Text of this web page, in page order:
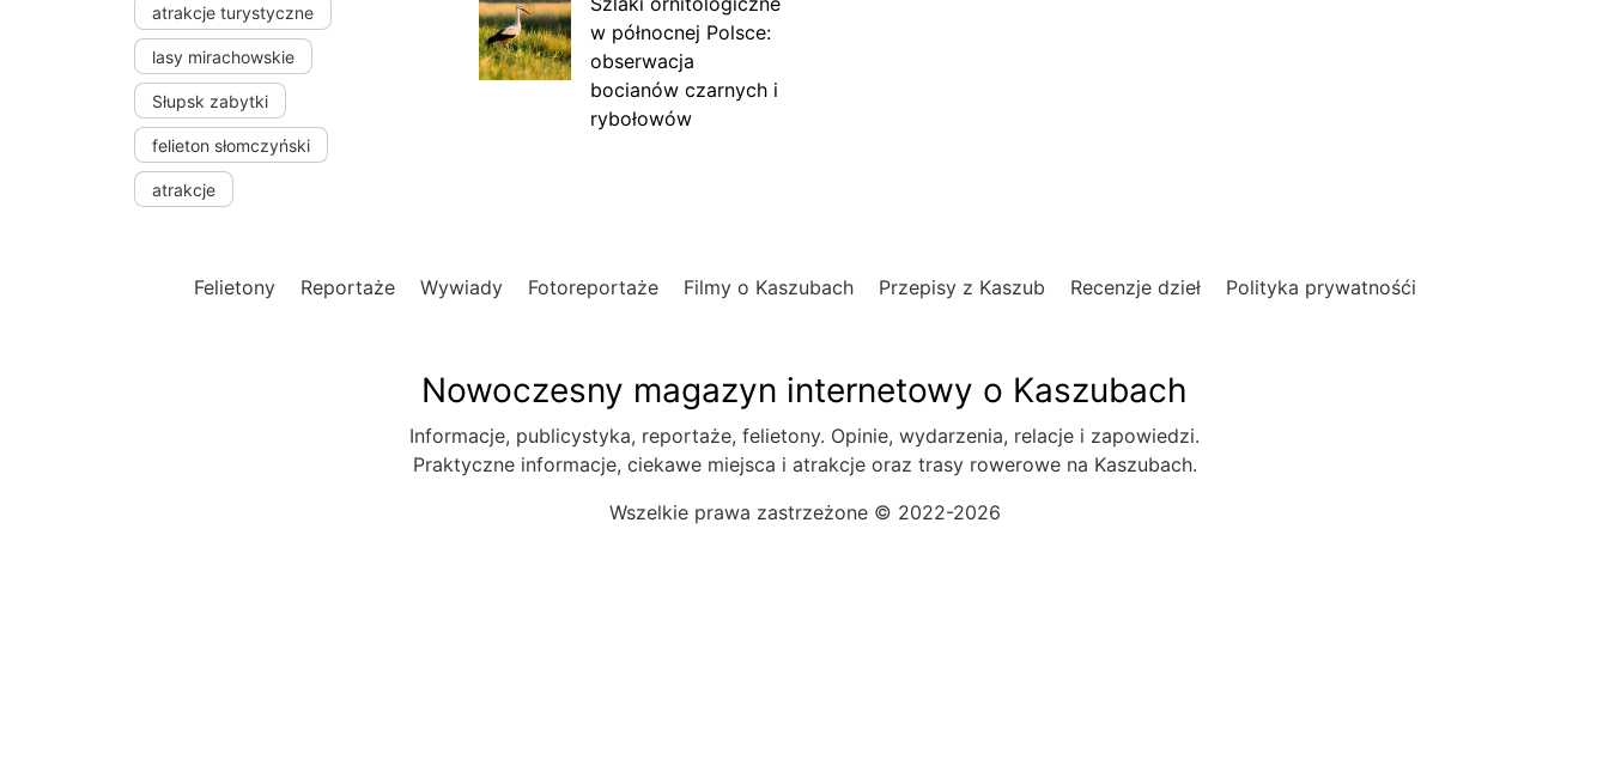
atrakcje turystyczne
lasy mirachowskie
Słupsk zabytki
felieton słomczyński
atrakcje
w północnej Polsce:
obserwacja
bocianów czarnych i
rybołowów
Felietony Reportaże Wywiady Fotoreportaże Filmy o Kaszubach Przepisy z Kaszub Recenzje dzieł Polityka prywatnośći
Nowoczesny magazyn internetowy o Kaszubach
Informacje, publicystyka, reportaże, felietony. Opinie, wydarzenia, relacje i zapowiedzi.
Praktyczne informacje, ciekawe miejsca i atrakcje oraz trasy rowerowe na Kaszubach.
Wszelkie prawa zastrzeżone © 2022-2026